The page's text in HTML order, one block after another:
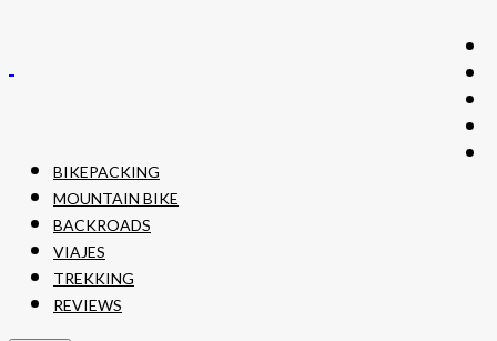
BIKEPACKING
MOUNTAIN BIKE
BACKROADS
VIAJES
TREKKING
REVIEWS